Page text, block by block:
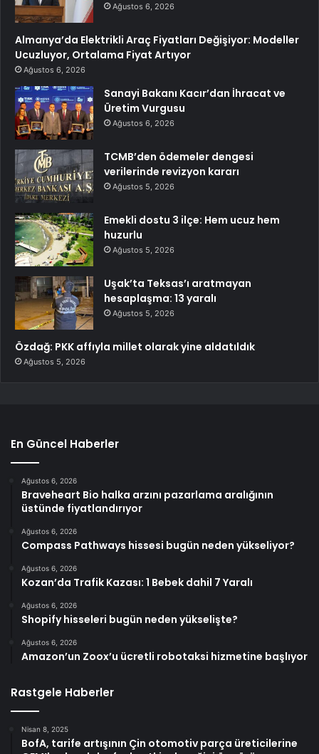
Ağustos 6, 2026
Almanya’da Elektrikli Araç Fiyatları Değişiyor: Modeller
Ucuzluyor, Ortalama Fiyat Artıyor
Ağustos 6, 2026
Sanayi Bakanı Kacır’dan İhracat ve
Üretim Vurgusu
Ağustos 6, 2026
TCMB’den ödemeler dengesi
verilerinde revizyon kararı
Ağustos 5, 2026
Emekli dostu 3 ilçe: Hem ucuz hem
huzurlu
Ağustos 5, 2026
Uşak’ta Teksas’ı aratmayan
hesaplaşma: 13 yaralı
Ağustos 5, 2026
Özdağ: PKK affıyla millet olarak yine aldatıldık
Ağustos 5, 2026
En Güncel Haberler
Ağustos 6, 2026
Braveheart Bio halka arzını pazarlama aralığının
üstünde fiyatlandırıyor
Ağustos 6, 2026
Compass Pathways hissesi bugün neden yükseliyor?
Ağustos 6, 2026
Kozan’da Trafik Kazası: 1 Bebek dahil 7 Yaralı
Ağustos 6, 2026
Shopify hisseleri bugün neden yükselişte?
Ağustos 6, 2026
Amazon’un Zoox’u ücretli robotaksi hizmetine başlıyor
Rastgele Haberler
Nisan 8, 2025
BofA, tarife artışının Çin otomotiv parça üreticilerine